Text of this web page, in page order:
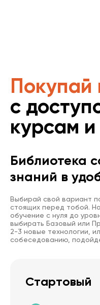
Покупай
с
курсам
Библиотека
знаний в
Выбирай свой вариант
стоящих перед тобой.
обучение с нуля до
выбирать Базовый или
2-3 новые технологии,
собеседованию,
Стартовый